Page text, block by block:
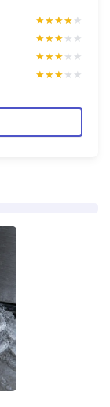
★★★★★
★★★★★
★★★★★
★★★★★
★★★★★
★★★★★
★★★★★
★★★★★